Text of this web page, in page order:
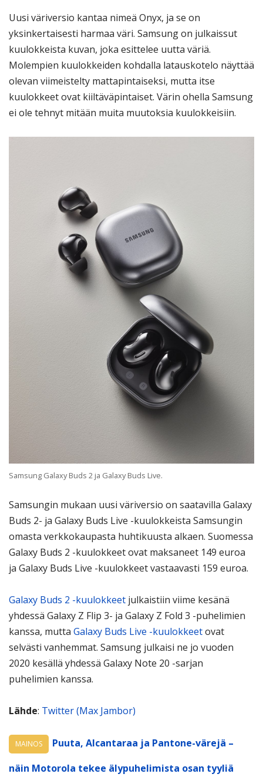
Uusi väriversio kantaa nimeä Onyx, ja se on
yksinkertaisesti harmaa väri. Samsung on julkaissut
kuulokkeista kuvan, joka esittelee uutta väriä.
Molempien kuulokkeiden kohdalla latauskotelo näyttää
olevan viimeistelty mattapintaiseksi, mutta itse
kuulokkeet ovat kiiltäväpintaiset. Värin ohella Samsung
ei ole tehnyt mitään muita muutoksia kuulokkeisiin.
Samsung Galaxy Buds 2 ja Galaxy Buds Live.
Samsungin mukaan uusi väriversio on saatavilla Galaxy
Buds 2- ja Galaxy Buds Live -kuulokkeista Samsungin
omasta verkkokaupasta huhtikuusta alkaen. Suomessa
Galaxy Buds 2 -kuulokkeet ovat maksaneet 149 euroa
ja Galaxy Buds Live -kuulokkeet vastaavasti 159 euroa.
Galaxy Buds 2 -kuulokkeet julkaistiin viime kesänä
yhdessä Galaxy Z Flip 3- ja Galaxy Z Fold 3 -puhelimien
kanssa, mutta Galaxy Buds Live -kuulokkeetovat
selvästi vanhemmat. Samsung julkaisi ne jo vuoden
2020 kesällä yhdessä Galaxy Note 20 -sarjan
puhelimien kanssa.
Lähde: Twitter (Max Jambor)
MAINOS
Puuta, Alcantaraa ja Pantone-värejä –
näin Motorola tekee älypuhelimista osan tyyliä